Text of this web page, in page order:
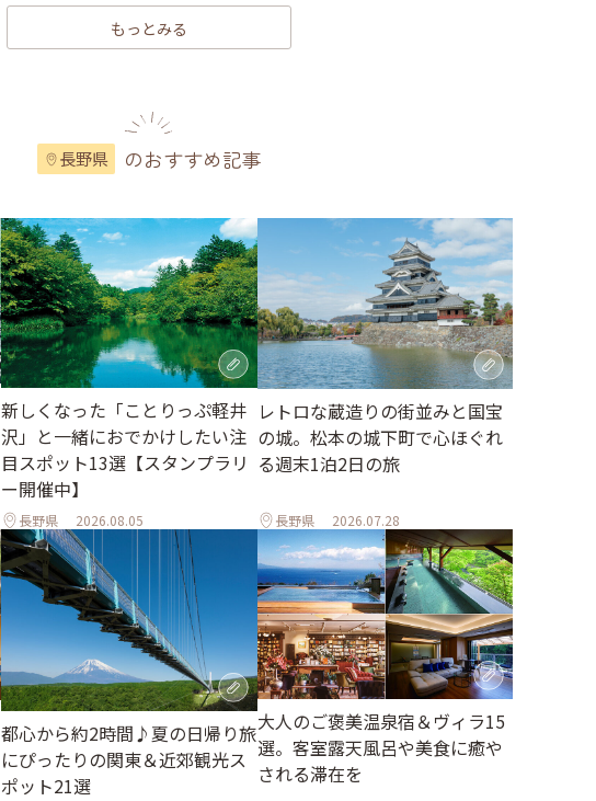
もっとみる
長野県 のおすすめ記事
新しくなった「ことりっぷ軽井
沢」と一緒におでかけしたい注
目スポット13選【スタンプラリ
ー開催中】
長野県 2026.08.05
レトロな蔵造りの街並みと国宝
の城。松本の城下町で心ほぐれ
る週末1泊2日の旅
長野県 2026.07.28
都心から約2時間♪夏の日帰り旅
にぴったりの関東＆近郊観光ス
ポット21選
大人のご褒美温泉宿＆ヴィラ15
選。客室露天風呂や美食に癒や
される滞在を